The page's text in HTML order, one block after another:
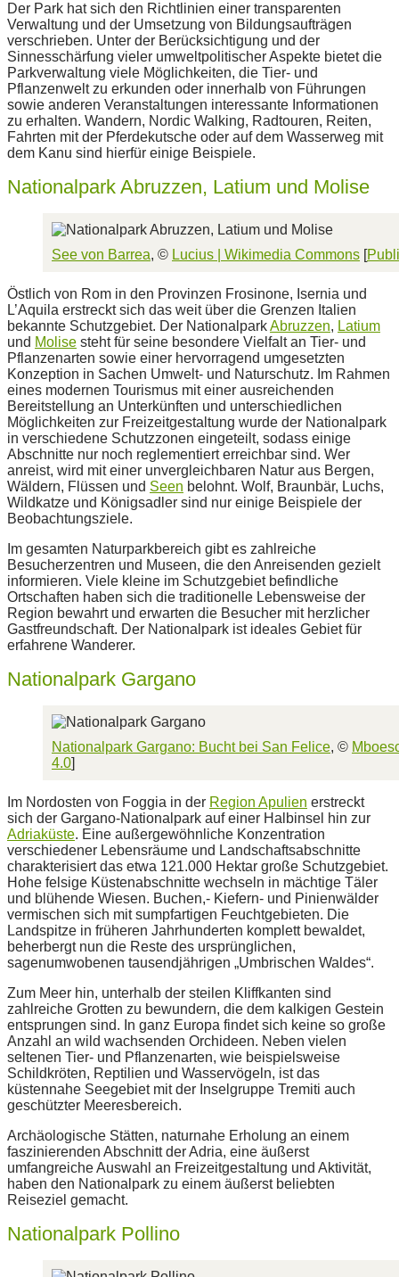
Der Park hat sich den Richtlinien einer transparenten
Verwaltung und der Umsetzung von Bildungsaufträgen
verschrieben. Unter der Berücksichtigung und der
Sinnesschärfung vieler umweltpolitischer Aspekte bietet die
Parkverwaltung viele Möglichkeiten, die Tier- und
Pflanzenwelt zu erkunden oder innerhalb von Führungen
sowie anderen Veranstaltungen interessante Informationen
zu erhalten. Wandern, Nordic Walking, Radtouren, Reiten,
Fahrten mit der Pferdekutsche oder auf dem Wasserweg mit
dem Kanu sind hierfür einige Beispiele.
Nationalpark Abruzzen, Latium und Molise
See von Barrea, © Lucius | Wikimedia Commons [
Östlich von Rom in den Provinzen Frosinone, Isernia und
L’Aquila erstreckt sich das weit über die Grenzen Italien
bekannte Schutzgebiet. Der NationalparkAbruzzen, Latium
und Molise steht für seine besondere Vielfalt an Tier- und
Pflanzenarten sowie einer hervorragend umgesetzten
Konzeption in Sachen Umwelt- und Naturschutz. Im Rahmen
eines modernen Tourismus mit einer ausreichenden
Bereitstellung an Unterkünften und unterschiedlichen
Möglichkeiten zur Freizeitgestaltung wurde der Nationalpark
in verschiedene Schutzzonen eingeteilt, sodass einige
Abschnitte nur noch reglementiert erreichbar sind. Wer
anreist, wird mit einer unvergleichbaren Natur aus Bergen,
Wäldern, Flüssen und Seen belohnt. Wolf, Braunbär, Luchs,
Wildkatze und Königsadler sind nur einige Beispiele der
Beobachtungsziele.
Im gesamten Naturparkbereich gibt es zahlreiche
Besucherzentren und Museen, die den Anreisenden gezielt
informieren. Viele kleine im Schutzgebiet befindliche
Ortschaften haben sich die traditionelle Lebensweise der
Region bewahrt und erwarten die Besucher mit herzlicher
Gastfreundschaft. Der Nationalpark ist ideales Gebiet für
erfahrene Wanderer.
Nationalpark Gargano
Nationalpark Gargano: Bucht bei San Felice, ©
4.0]
Im Nordosten von Foggia in der Region Apulien erstreckt
sich der Gargano-Nationalpark auf einer Halbinsel hin zur
Adriaküste. Eine außergewöhnliche Konzentration
verschiedener Lebensräume und Landschaftsabschnitte
charakterisiert das etwa 121.000 Hektar große Schutzgebiet.
Hohe felsige Küstenabschnitte wechseln in mächtige Täler
und blühende Wiesen. Buchen,- Kiefern- und Pinienwälder
vermischen sich mit sumpfartigen Feuchtgebieten. Die
Landspitze in früheren Jahrhunderten komplett bewaldet,
beherbergt nun die Reste des ursprünglichen,
sagenumwobenen tausendjährigen „Umbrischen Waldes“.
Zum Meer hin, unterhalb der steilen Kliffkanten sind
zahlreiche Grotten zu bewundern, die dem kalkigen Gestein
entsprungen sind. In ganz Europa findet sich keine so große
Anzahl an wild wachsenden Orchideen. Neben vielen
seltenen Tier- und Pflanzenarten, wie beispielsweise
Schildkröten, Reptilien und Wasservögeln, ist das
küstennahe Seegebiet mit der Inselgruppe Tremiti auch
geschützter Meeresbereich.
Archäologische Stätten, naturnahe Erholung an einem
faszinierenden Abschnitt der Adria, eine äußerst
umfangreiche Auswahl an Freizeitgestaltung und Aktivität,
haben den Nationalpark zu einem äußerst beliebten
Reiseziel gemacht.
Nationalpark Pollino